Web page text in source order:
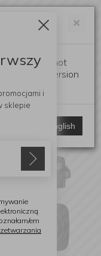
×
is not
English version
Switch to English
i
sklepie
em